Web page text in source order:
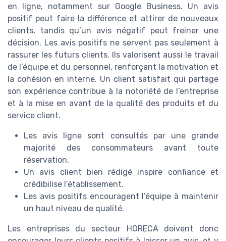
en ligne, notamment sur Google Business. Un avis
positif peut faire la différence et attirer de nouveaux
clients, tandis qu’un avis négatif peut freiner une
décision. Les avis positifs ne servent pas seulement à
rassurer les futurs clients. Ils valorisent aussi le travail
de l’équipe et du personnel, renforçant la motivation et
la cohésion en interne. Un client satisfait qui partage
son expérience contribue à la notoriété de l’entreprise
et à la mise en avant de la qualité des produits et du
service client.
Les avis ligne sont consultés par une grande
majorité des consommateurs avant toute
réservation.
Un avis client bien rédigé inspire confiance et
crédibilise l’établissement.
Les avis positifs encouragent l’équipe à maintenir
un haut niveau de qualité.
Les entreprises du secteur HORECA doivent donc